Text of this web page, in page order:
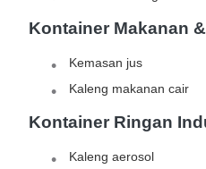
Kontainer Makanan
Kemasan jus
Kaleng makanan cair
Kontainer Ringan
Kaleng aerosol